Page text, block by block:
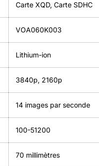
Carte XQD, Carte SDHC
‎VOA060K003
Lithium-ion
3840p, 2160p
‎14 images par seconde
‎100-51200
70 millimètres